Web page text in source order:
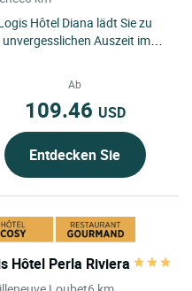
Hôtel Diana lädt Sie zu
unvergesslichen Auszeit im
Ab
109.46 USD
Entdecken Sie
Hôtel Perla Riviera